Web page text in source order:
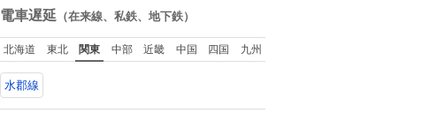
数
コ、有働由美子らが
所属する芸能事務所
「チャッターボック
数
電車遅延 （在来線、私鉄、地下鉄）
北海道 東北 関東 中部 近畿 中国 四国 九州
水郡線